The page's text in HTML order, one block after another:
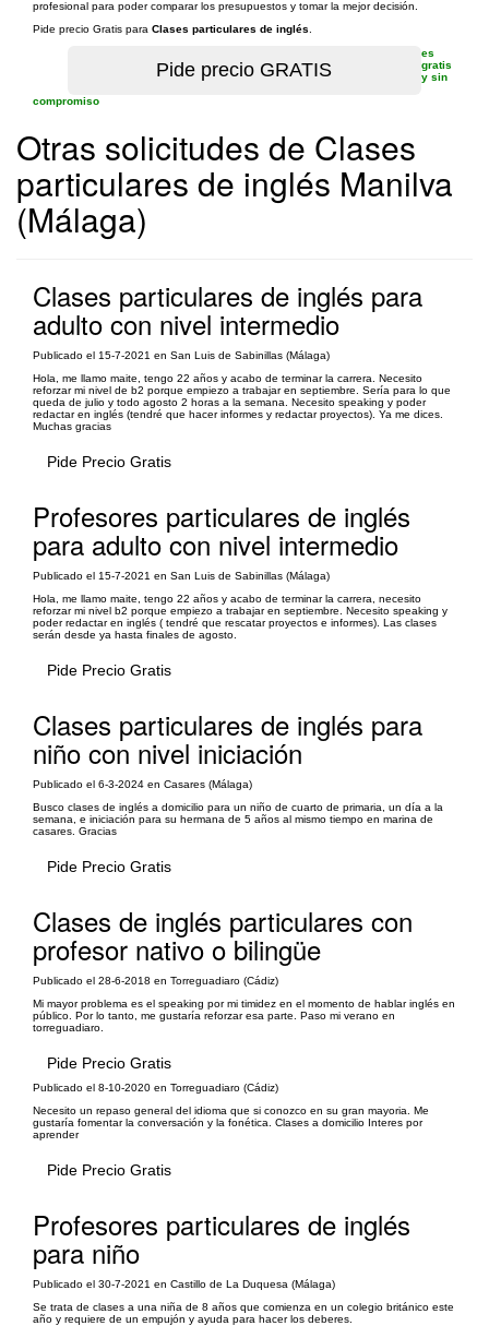
profesional para poder comparar los presupuestos y tomar la mejor decisión.
Pide precio Gratis para Clases particulares de inglés
es
gratis
y sin
compromiso
Otras solicitudes de Clases
particulares de inglés Manilva
(Málaga)
Clases particulares de inglés para
adulto con nivel intermedio
Publicado el 15-7-2021 en San Luis de Sabinillas (Málaga)
Hola, me llamo maite, tengo 22 años y acabo de terminar la carrera. Necesito
reforzar mi nivel de b2 porque empiezo a trabajar en septiembre. Sería para lo que
queda de julio y todo agosto 2 horas a la semana. Necesito speaking y poder
redactar en inglés (tendré que hacer informes y redactar proyectos). Ya me dices.
Muchas gracias
Pide Precio Gratis
Profesores particulares de inglés
para adulto con nivel intermedio
Publicado el 15-7-2021 en San Luis de Sabinillas (Málaga)
Hola, me llamo maite, tengo 22 años y acabo de terminar la carrera, necesito
reforzar mi nivel b2 porque empiezo a trabajar en septiembre. Necesito speaking y
poder redactar en inglés ( tendré que rescatar proyectos e informes). Las clases
serán desde ya hasta finales de agosto.
Pide Precio Gratis
Clases particulares de inglés para
niño con nivel iniciación
Publicado el 6-3-2024 en Casares (Málaga)
Busco clases de inglés a domicilio para un niño de cuarto de primaria, un día a la
semana, e iniciación para su hermana de 5 años al mismo tiempo en marina de
casares. Gracias
Pide Precio Gratis
Clases de inglés particulares con
profesor nativo o bilingüe
Publicado el 28-6-2018 en Torreguadiaro (Cádiz)
Mi mayor problema es el speaking por mi timidez en el momento de hablar inglés en
público. Por lo tanto, me gustaría reforzar esa parte. Paso mi verano en
torreguadiaro.
Pide Precio Gratis
Publicado el 8-10-2020 en Torreguadiaro (Cádiz)
Necesito un repaso general del idioma que si conozco en su gran mayoria. Me
gustaría fomentar la conversación y la fonética. Clases a domicilio Interes por
aprender
Pide Precio Gratis
Profesores particulares de inglés
para niño
Publicado el 30-7-2021 en Castillo de La Duquesa (Málaga)
Se trata de clases a una niña de 8 años que comienza en un colegio británico este
año y requiere de un empujón y ayuda para hacer los deberes.